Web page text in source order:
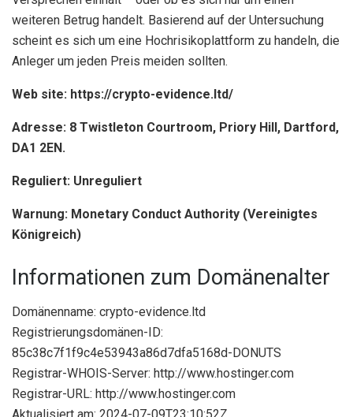
weiteren Betrug handelt. Basierend auf der Untersuchung
scheint es sich um eine Hochrisikoplattform zu handeln, die
Anleger um jeden Preis meiden sollten.
Web site: https://crypto-evidence.ltd/
Adresse: 8 Twistleton Courtroom, Priory Hill, Dartford,
DA1 2EN.
Reguliert: Unreguliert
Warnung: Monetary Conduct Authority (Vereinigtes
Königreich)
Informationen zum Domänenalter
Domänenname: crypto-evidence.ltd
Registrierungsdomänen-ID:
85c38c7f1f9c4e53943a86d7dfa5168d-DONUTS
Registrar-WHOIS-Server: http://www.hostinger.com
Registrar-URL: http://www.hostinger.com